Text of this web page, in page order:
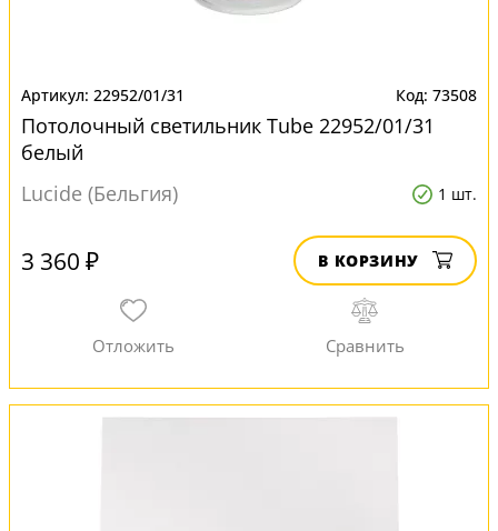
22952/01/31 73508
Потолочный светильник Tube 22952/01/31
белый
Lucide (Бельгия)
1 шт.
3 360 ₽ В КОРЗИНУ